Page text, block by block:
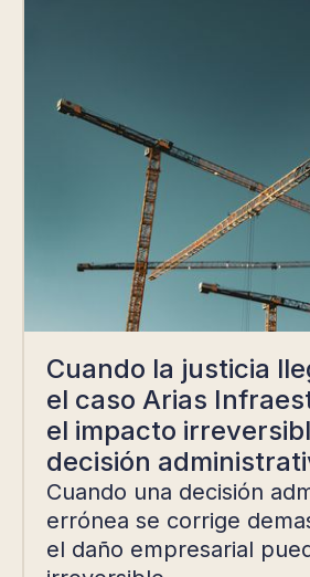
Cuando la justicia
el caso Arias
el impacto
decisión
Cuando una decisión
errónea se corrige
el daño empresarial